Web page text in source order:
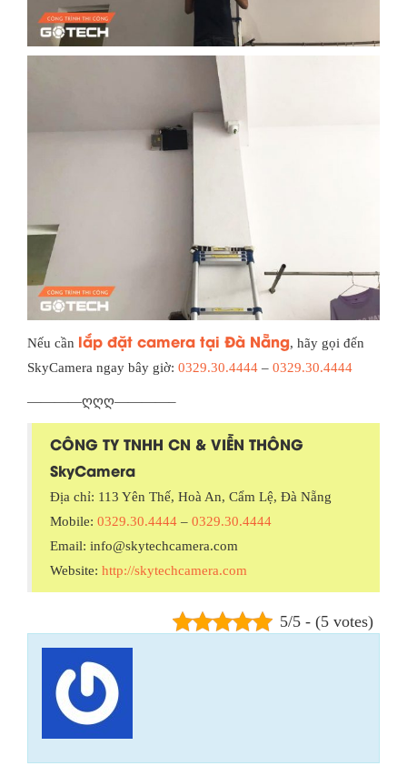
Nếu cần lắp đặt camera tại Đà Nẵng, hãy gọi đến
SkyCamera ngay bây giờ: 0329.30.4444 – 0329.30.4444
————ღღღ————–
CÔNG TY TNHH CN & VIỄN THÔNG
SkyCamera
Địa chỉ: 113 Yên Thế, Hoà An, Cẩm Lệ, Đà Nẵng
Mobile: 0329.30.4444 – 0329.30.4444
Email: info@skytechcamera.com
Website: http://skytechcamera.com
5/5 - (5 votes)